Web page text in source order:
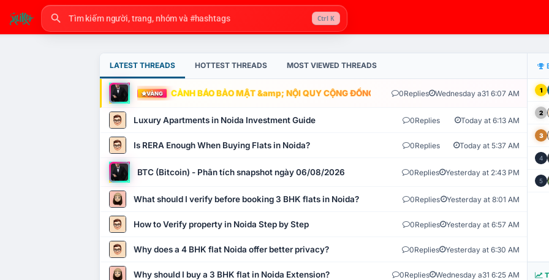
Ctrl K
LATEST THREADS HOTTEST THREADS MOST VIEWED THREADS
VÀNG CẢNH BÁO BẢO MẬT &amp; NỘI QUY CỘNG ĐỒNG VLIKE.VN: HỆ THỐNG GIÁM SÁT TỰ
0Replies Wednesday a31 6:07 AM
Luxury Apartments in Noida Investment Guide 0Replies Today at 6:13 AM
Is RERA Enough When Buying Flats in Noida? 0Replies Today at 5:37 AM
BTC (Bitcoin) - Phân tích snapshot ngày 06/08/2026 0Replies Yesterday at 2:43 PM
What should I verify before booking 3 BHK flats in Noida? 0Replies Yesterday at 8:01 AM
How to Verify property in Noida Step by Step 0Replies Yesterday at 6:57 AM
Why does a 4 BHK flat Noida offer better privacy? 0Replies Yesterday at 6:30 AM
Why should I buy a 3 BHK flat in Noida Extension? 0Replies Wednesday a31 6:25 AM
1
2
3
4
5